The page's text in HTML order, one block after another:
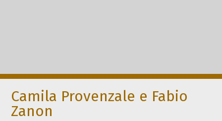
Camila Provenzale e Fabio
Zanon